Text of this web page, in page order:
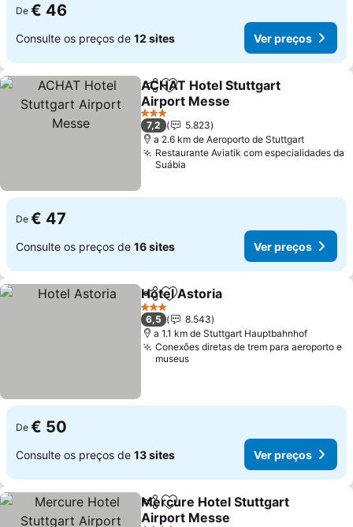
De € 46
Consulte os preços de 12 sites Ver preços
PartilharAdicionar aos favoritos
ACHAT Hotel Stuttgart
Airport Messe
3 Estrelas
7,2
5.823
a 2.6 km de Aeroporto de Stuttgart
Restaurante Aviatik com especialidades da
Suábia
De € 47
Consulte os preços de 16 sites Ver preços
PartilharAdicionar aos favoritos
Hotel Astoria
3 Estrelas
6,5
8.543
a 1.1 km de Stuttgart Hauptbahnhof
Conexões diretas de trem para aeroporto e
museus
De € 50
Consulte os preços de 13 sites Ver preços
PartilharAdicionar aos favoritos
Mercure Hotel Stuttgart
Airport Messe